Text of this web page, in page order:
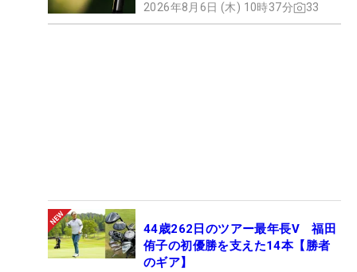
2026年8月6日 (木) 10時37分 33
44歳262日のツアー最年長V 福田
侑子の初優勝を支えた14本【勝者
のギア】